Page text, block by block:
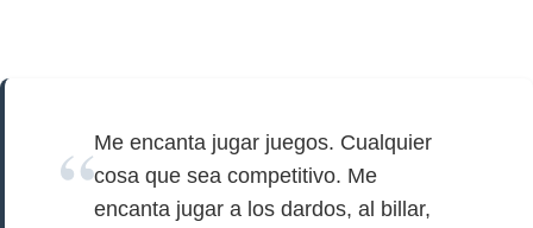
Me encanta jugar juegos. Cualquier
cosa que sea competitivo. Me
encanta jugar a los dardos, al billar,